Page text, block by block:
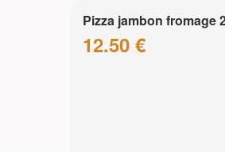
Pizza jambon fromage
12.50 €